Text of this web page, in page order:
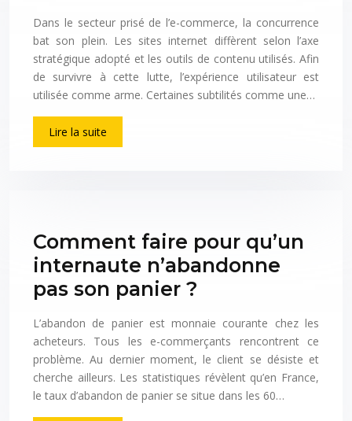
Dans le secteur prisé de l’e-commerce, la concurrence
bat son plein. Les sites internet diffèrent selon l’axe
stratégique adopté et les outils de contenu utilisés. Afin
de survivre à cette lutte, l’expérience utilisateur est
utilisée comme arme. Certaines subtilités comme une…
Lire la suite
Comment faire pour qu’un
internaute n’abandonne
pas son panier ?
L’abandon de panier est monnaie courante chez les
acheteurs. Tous les e-commerçants rencontrent ce
problème. Au dernier moment, le client se désiste et
cherche ailleurs. Les statistiques révèlent qu’en France,
le taux d’abandon de panier se situe dans les 60…